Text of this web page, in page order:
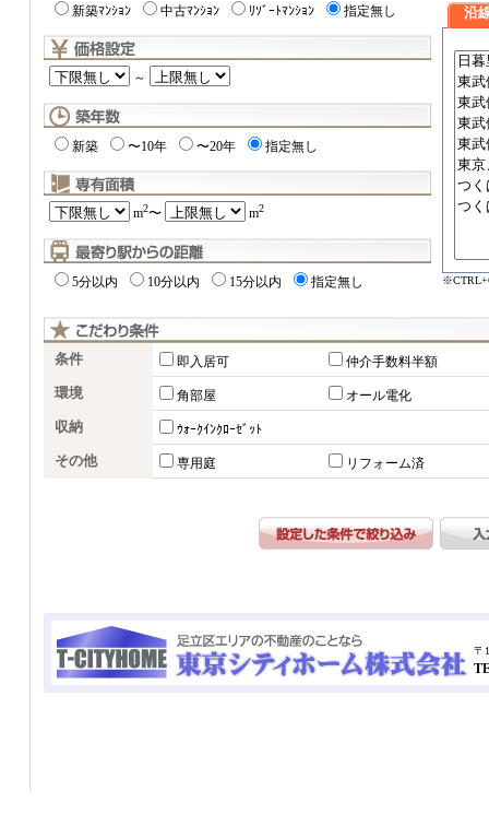
新築ﾏﾝｼｮﾝ 中古ﾏﾝｼｮﾝ ﾘｿﾞｰﾄﾏﾝｼｮﾝ 指定無し
～
新築 〜10年 〜20年 指定無し
m2〜 m2
5分以内 10分以内 15分以内 指定無し
沿
条件 即入居可 仲介手数料半額
環境 角部屋 オール電化
収納 ｳｫｰｸｲﾝｸﾛｰｾﾞｯﾄ
その他 専用庭 リフォーム済
〒